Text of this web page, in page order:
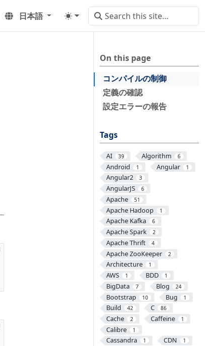
日本語
On this page
コンパイルの制御
定義の確認
設定エラーの報告
Tags
AI 39 Algorithm 6
Android 1 Angular 1
Angular2 3
AngularJS 6
Apache 51
Apache Hadoop 1
Apache Kafka 6
Apache Spark 2
Apache Thrift 4
Apache ZooKeeper 2
Architecture 1
AWS 1 BDD 1
BigData 7 Blog 24
Bootstrap 10 Bug 1
Build 42 C 86
Cache 2 Caffeine 1
Calibre 1
Cassandra 1 CDN 1